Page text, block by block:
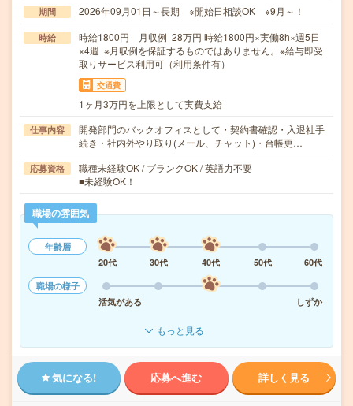
期間 2026年09月01日～長期 ※開始日相談OK ※9月～！
時給
時給1800円 月収例 28万円 時給1800円×実働8h×週5日
×4週 ※月収例を保証するものではありません。※給与即受
取りサービス利用可（利用条件有）
交通費
1ヶ月3万円を上限として実費支給
仕事内容
開発部門のバックオフィスとして・契約書確認・入退社手
続き・社内外やり取り(メール、チャット)・台帳更…
応募資格
職種未経験OK / ブランクOK / 英語力不要
■未経験OK！
職場の雰囲気
年齢層
20代
30代 40代 50代
60代
職場の様子
活気がある
しずか
もっと見る
気になる! 応募へ進む 詳しく見る